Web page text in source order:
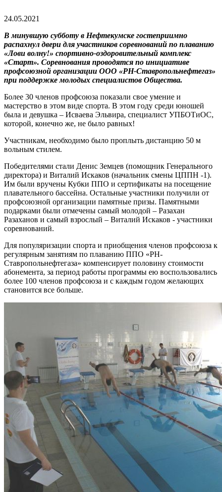
24.05.2021
В минувшую субботу в Нефтекумске гостеприимно
распахнул двери для участников соревнований по плаванию
«Лови волну!» спортивно-оздоровительный комплекс
«Старт». Соревнования проводятся по инициативе
профсоюзной организации ООО «РН-Ставропольнефтегаз»
при поддержке молодых специалистов Общества.
Более 30 членов профсоюза показали свое умение и
мастерство в этом виде спорта. В этом году среди юношей
была и девушка – Исваева Эльвира, специалист УПБОТиОС,
которой, конечно же, не было равных!
Участникам, необходимо было проплыть дистанцию 50 м
вольным стилем.
Победителями стали Денис Земцев (помощник Генерального
директора) и Виталий Искаков (начальник смены ЦППН -1).
Им были вручены Кубки ППО и сертификаты на посещение
плавательного бассейна. Остальные участники получили от
профсоюзной организации памятные призы. Памятными
подарками были отмечены самый молодой – Разахан
Разаханов и самый взрослый – Виталий Искаков - участники
соревнований.
Для популяризации спорта и приобщения членов профсоюза к
регулярным занятиям по плаванию ППО «РН-
Ставропольнефтегаза» компенсирует половину стоимости
абонемента, за период работы программы ею воспользовались
более 100 членов профсоюза и с каждым годом желающих
становится все больше.